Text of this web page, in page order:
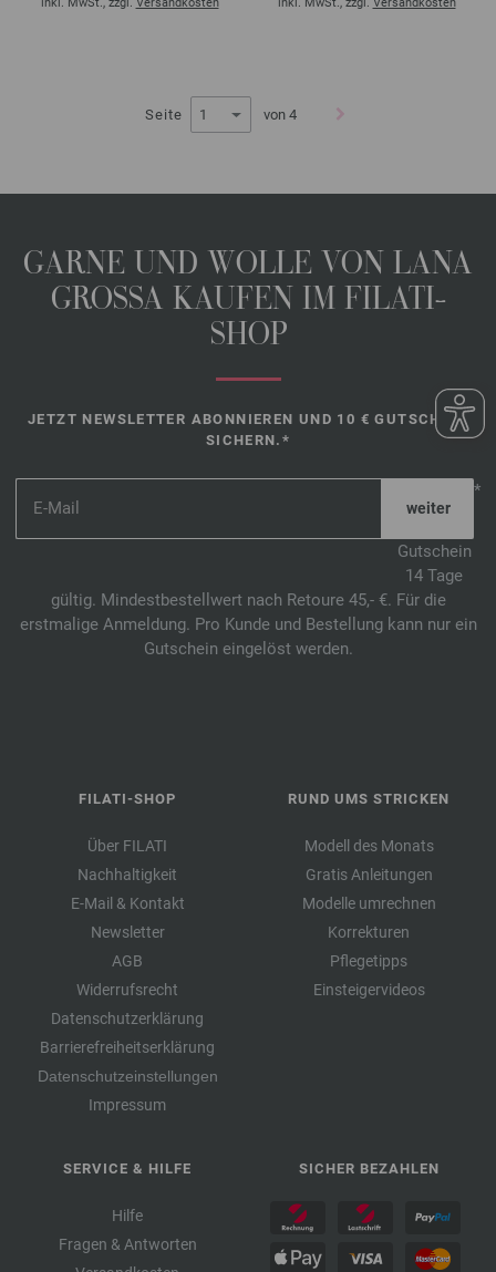
Seite von 4
GARNE UND WOLLE VON LANA
GROSSA KAUFEN IM FILATI-
SHOP
JETZT NEWSLETTER ABONNIEREN UND 10 € GUTSCHEIN
SICHERN.*
*
Gutschein
14 Tage
gültig. Mindestbestellwert nach Retoure 45,- €. Für die
erstmalige Anmeldung. Pro Kunde und Bestellung kann nur ein
Gutschein eingelöst werden.
FILATI-SHOP
Über FILATI
Nachhaltigkeit
E-Mail & Kontakt
Newsletter
AGB
Widerrufsrecht
Datenschutzerklärung
Barrierefreiheitserklärung
Datenschutzeinstellungen
Impressum
RUND UMS STRICKEN
Modell des Monats
Gratis Anleitungen
Modelle umrechnen
Korrekturen
Pflegetipps
Einsteigervideos
SERVICE & HILFE
Hilfe
Fragen & Antworten
SICHER BEZAHLEN